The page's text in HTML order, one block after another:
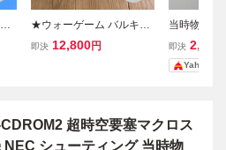
★ウォーゲーム バルキリ
ー ツクダホビー VF-1 VA
即決 12,800円
当時物 昭
要塞 マク
バルキリー
即決 2,150
Yahoo!フ
超時空要塞マクロス
シューティング 当時物